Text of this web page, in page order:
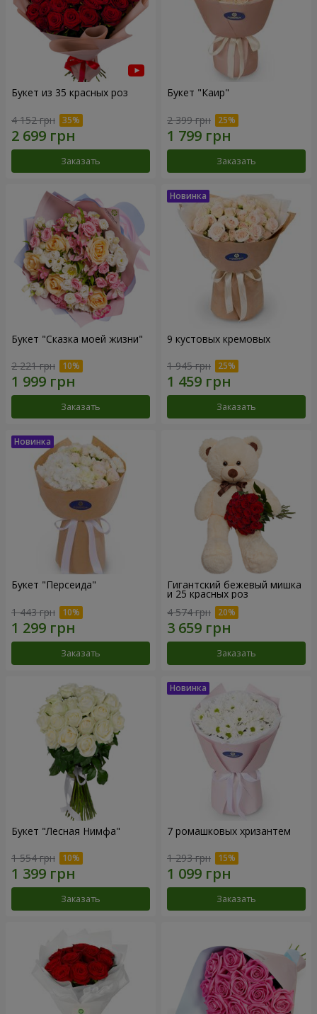
Букет из 35 красных роз
4 152 грн
Заказать
Букет "Каир"
2 399 грн
Заказать
Букет "Сказка моей жизни"
2 221 грн
Заказать
9 кустовых кремовых
1 945 грн
Заказать
Букет "Персеида"
1 443 грн
Заказать
Гигантский бежевый мишка
и 25 красных роз
4 574 грн
Заказать
Букет "Лесная Нимфа"
1 554 грн
Заказать
7 ромашковых хризантем
1 293 грн
Заказать